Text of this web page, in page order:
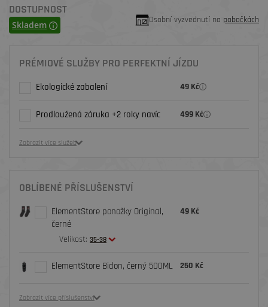
DOSTUPNOST
Skladem Osobní vyzvednutí na pobočkách
PRÉMIOVÉ SLUŽBY PRO PERFEKTNÍ JÍZDU
Ekologické zabalení 49 Kč
Prodloužená záruka +2 roky navíc 499 Kč
Zobrazit více služeb
OBLÍBENÉ PŘÍSLUŠENSTVÍ
ElementStore ponožky Original,
černé
Velikost: 35-38
49 Kč
ElementStore Bidon, černý 500ML 250 Kč
Zobrazit více příslušenství